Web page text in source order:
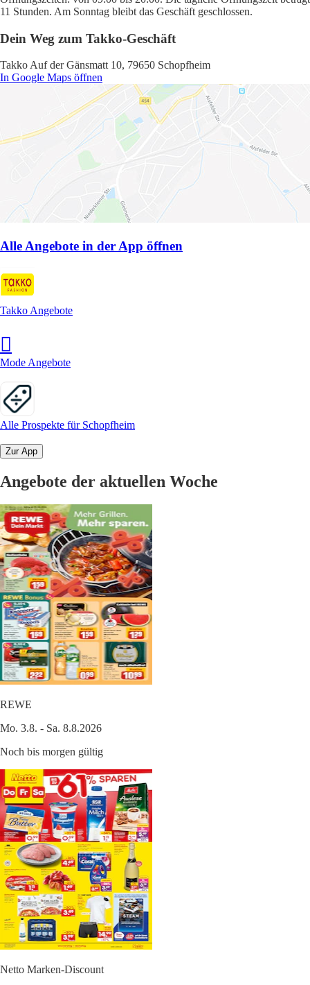
11 Stunden. Am Sonntag bleibt das Geschäft geschlossen.
Dein Weg zum Takko-Geschäft
Takko Auf der Gänsmatt 10, 79650 Schopfheim
In Google Maps öffnen
Alle Angebote in der App öffnen
Takko Angebote
Mode Angebote
Alle Prospekte für Schopfheim
Zur App
Angebote der aktuellen Woche
REWE
Mo. 3.8. - Sa. 8.8.2026
Noch bis morgen gültig
Netto Marken-Discount